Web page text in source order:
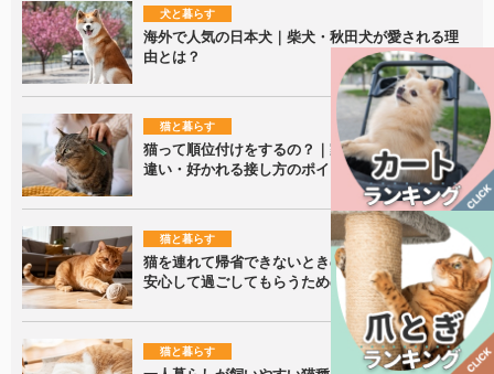
犬と暮らす
海外で人気の日本犬｜柴犬・秋田犬が愛される理
由とは？
猫と暮らす
猫って順位付けをするの？｜家族内での接し方の
違い・好かれる接し方のポイントを解説！
猫と暮らす
猫を連れて帰省できないときの留守番ポイント｜
安心して過ごしてもらうための準備を解説
猫と暮らす